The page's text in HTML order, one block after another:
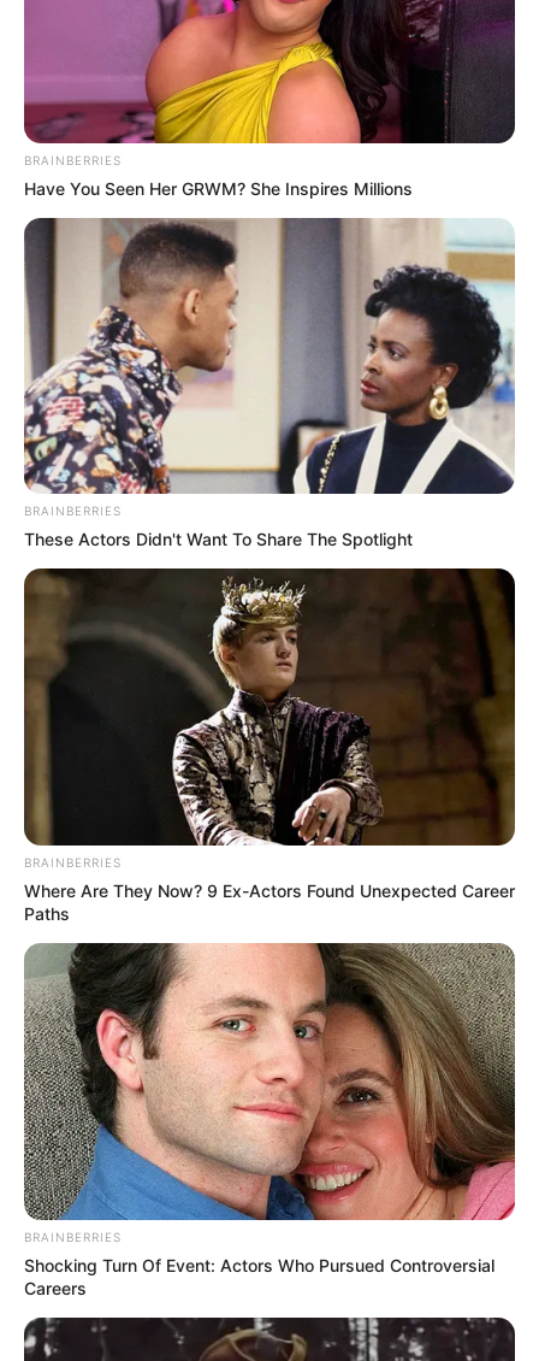
BRAINBERRIES
Have You Seen Her GRWM? She Inspires Millions
BRAINBERRIES
These Actors Didn't Want To Share The Spotlight
BRAINBERRIES
Where Are They Now? 9 Ex-Actors Found Unexpected Career
Paths
BRAINBERRIES
Shocking Turn Of Event: Actors Who Pursued Controversial
Careers